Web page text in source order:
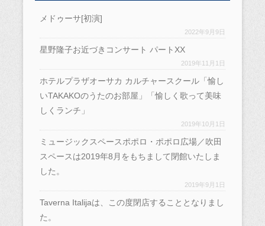
メドゥーサ[初演]
2022年9月9日
星野隆子お近づきコンサート パートXX
2019年11月1日
ホテルプラザオーサカ カルチャースクール「愉し
いTAKAKOのうたのお部屋」「愉しく歌って美味
しくランチ」
2019年10月1日
ミュージックスペースポポロ・ポポロ広場／吹田
スペースは2019年8月をもちまして閉館いたしま
した。
2019年9月1日
Taverna Italijaは、この度閉店することとなりまし
た。